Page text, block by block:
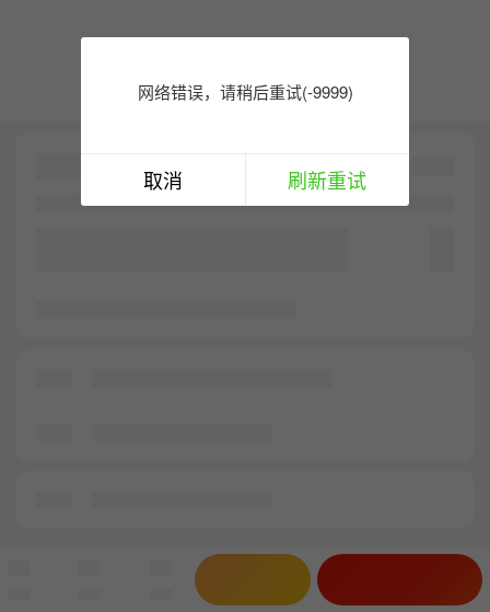
网络错误，请稍后重试(-9999)
取消 刷新重试